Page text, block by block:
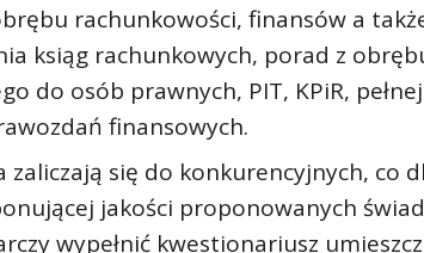
rachunkowości, finansów a
ksiąg rachunkowych, porad z
do osób prawnych, PIT, KPiR,
finansowych.
zaliczają się do konkurencyjnych, co
jakości proponowanych
wypełnić kwestionariusz